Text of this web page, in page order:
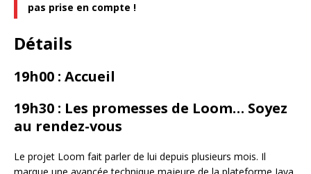
pas prise en compte !
Détails
19h00 : Accueil
19h30 : Les promesses de Loom… Soyez
au rendez-vous
Le projet Loom fait parler de lui depuis plusieurs mois. Il